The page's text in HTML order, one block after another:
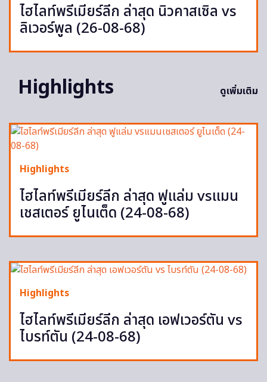
ไฮไลท์พรีเมียร์ลีก ล่าสุด นิวคาสเซิล vs
ลิเวอร์พูล (26-08-68)
Highlights ดูเพิ่มเติม
Highlights
ไฮไลท์พรีเมียร์ลีก ล่าสุด ฟูแล่ม vsแมน
เชสเตอร์ ยูไนเต็ด (24-08-68)
Highlights
ไฮไลท์พรีเมียร์ลีก ล่าสุด เอฟเวอร์ตัน vs
ไบรท์ตัน (24-08-68)